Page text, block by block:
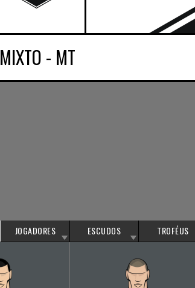
MIXTO - MT
JOGADORES ESCUDOS TROFÉUS